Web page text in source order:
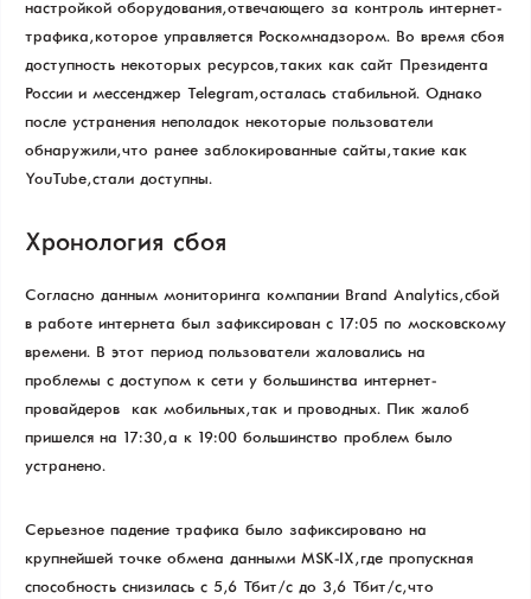
настройкой оборудования, отвечающего за контроль интернет-
трафика, которое управляется Роскомнадзором. Во время сбоя
доступность некоторых ресурсов, таких как сайт Президента
России и мессенджер Telegram, осталась стабильной. Однако
после устранения неполадок некоторые пользователи
обнаружили, что ранее заблокированные сайты, такие как
YouTube, стали доступны.
Хронология сбоя
Согласно данным мониторинга компании Brand Analytics, сбой
в работе интернета был зафиксирован с 17:05 по московскому
времени. В этот период пользователи жаловались на
проблемы с доступом к сети у большинства интернет-
провайдеров — как мобильных, так и проводных. Пик жалоб
пришелся на 17:30, а к 19:00 большинство проблем было
устранено.
Серьезное падение трафика было зафиксировано на
крупнейшей точке обмена данными MSK-IX, где пропускная
способность снизилась с 5,6 Тбит/с до 3,6 Тбит/с, что